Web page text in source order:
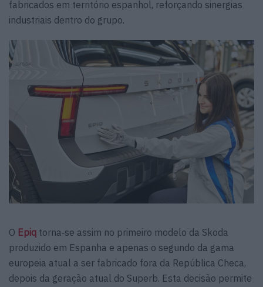
fabricados em território espanhol, reforçando sinergias
industriais dentro do grupo.
O Epiq torna‑se assim no primeiro modelo da Skoda
produzido em Espanha e apenas o segundo da gama
europeia atual a ser fabricado fora da República Checa,
depois da geração atual do Superb. Esta decisão permite